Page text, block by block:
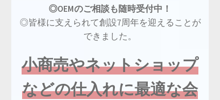
◎OEMのご相談も随時受付中！
◎皆様に支えられて創設7周年を迎えることが
できました。
小商売やネットショップ
などの仕入れに最適な会